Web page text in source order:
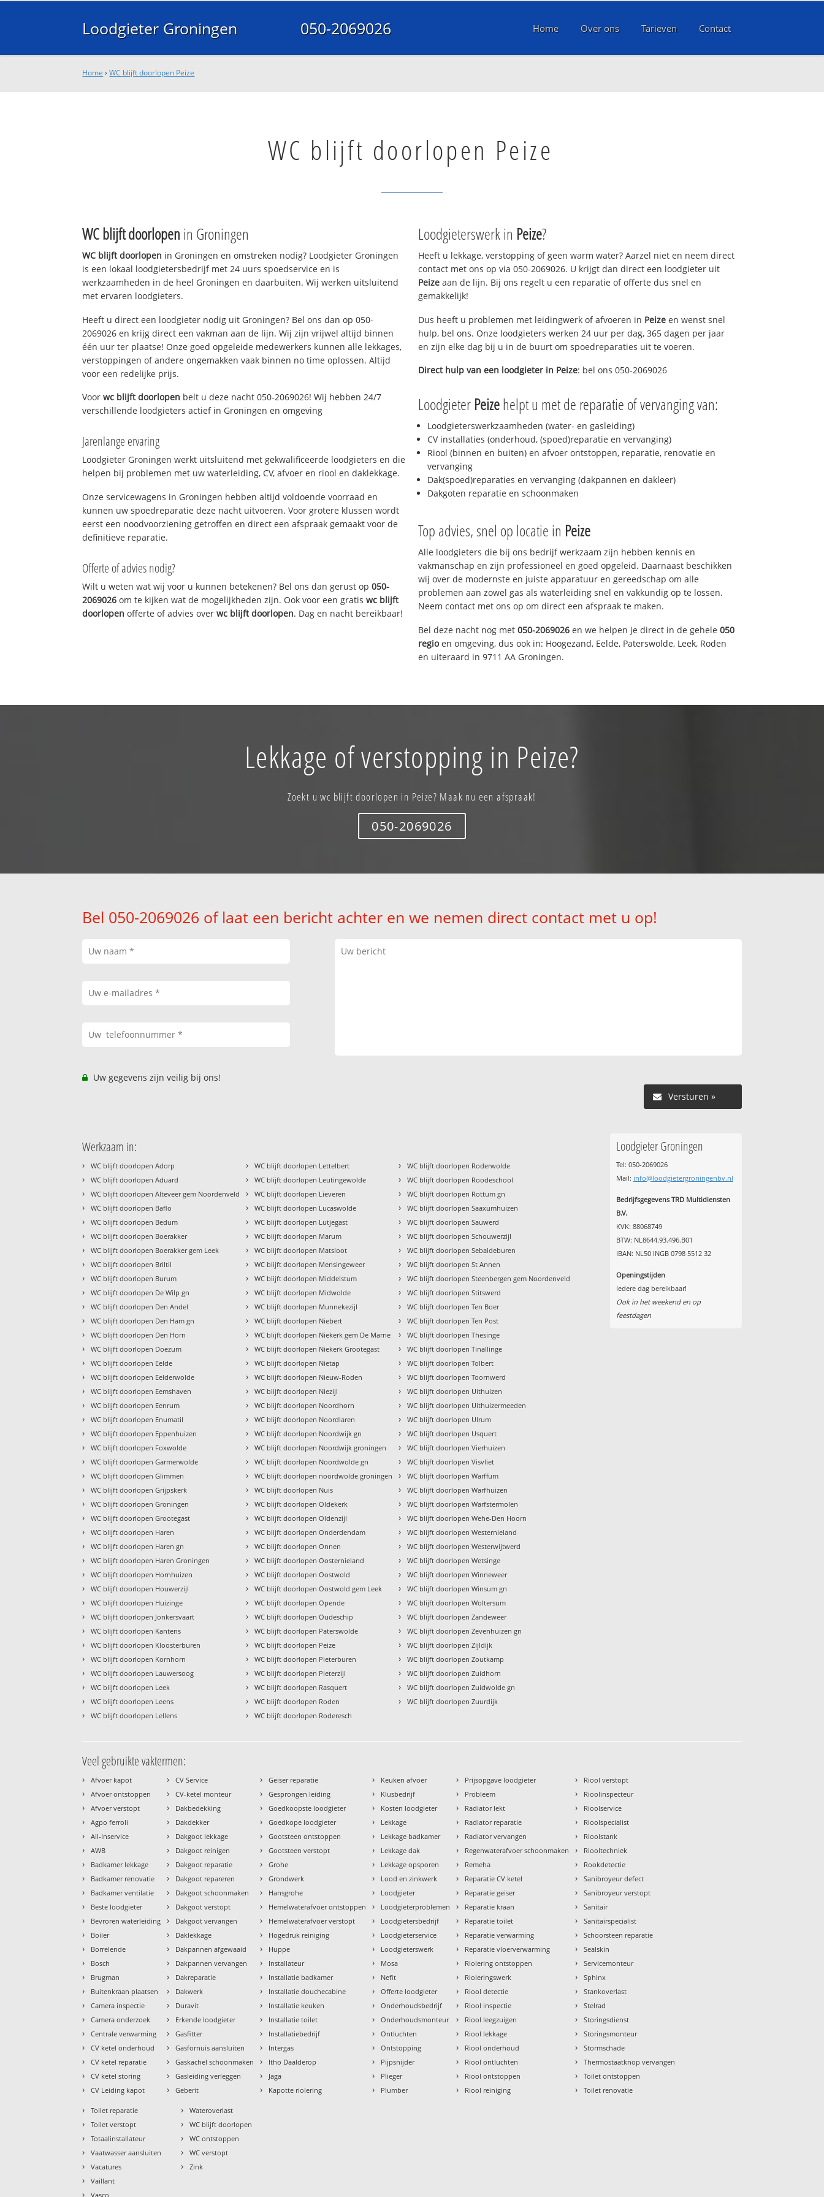
Loodgieter Groningen 050-2069026 Home Over ons Tarieven Contact
Home ›WC blijft doorlopen Peize
WC blijft doorlopen Peize
WC blijft doorlopen in Groningen
WC blijft doorlopen in Groningen en omstreken nodig? Loodgieter Groningen
is een lokaal loodgietersbedrijf met 24 uurs spoedservice en is
werkzaamheden in de heel Groningen en daarbuiten. Wij werken uitsluitend
met ervaren loodgieters.
Heeft u direct een loodgieter nodig uit Groningen? Bel ons dan op 050-
2069026 en krijg direct een vakman aan de lijn. Wij zijn vrijwel altijd binnen
één uur ter plaatse! Onze goed opgeleide medewerkers kunnen alle lekkages,
verstoppingen of andere ongemakken vaak binnen no time oplossen. Altijd
voor een redelijke prijs.
Voorwc blijft doorlopen belt u deze nacht 050-2069026! Wij hebben 24/7
verschillende loodgieters actief in Groningen en omgeving
Jarenlange ervaring
Loodgieter Groningen werkt uitsluitend met gekwalificeerde loodgieters en die
helpen bij problemen met uw waterleiding, CV, afvoer en riool en daklekkage.
Onze servicewagens in Groningen hebben altijd voldoende voorraad en
kunnen uw spoedreparatie deze nacht uitvoeren. Voor grotere klussen wordt
eerst een noodvoorziening getroffen en direct een afspraak gemaakt voor de
definitieve reparatie.
Offerte of advies nodig?
Wilt u weten wat wij voor u kunnen betekenen? Bel ons dan gerust op050-
2069026 om te kijken wat de mogelijkheden zijn. Ook voor een gratiswc blijft
doorlopen offerte of advies overwc blijft doorlopen. Dag en nacht bereikbaar!
Loodgieterswerk in Peize?
Heeft u lekkage, verstopping of geen warm water? Aarzel niet en neem direct
contact met ons op via 050-2069026. U krijgt dan direct een loodgieter uit
Peize aan de lijn. Bij ons regelt u een reparatie of offerte dus snel en
gemakkelijk!
Dus heeft u problemen met leidingwerk of afvoeren in Peize en wenst snel
hulp, bel ons. Onze loodgieters werken 24 uur per dag, 365 dagen per jaar
en zijn elke dag bij u in de buurt om spoedreparaties uit te voeren.
Direct hulp van een loodgieter in Peize: bel ons 050-2069026
Loodgieter Peizehelpt u met de reparatie of vervanging van:
Loodgieterswerkzaamheden (water- en gasleiding)
CV installaties (onderhoud, (spoed)reparatie en vervanging)
Riool (binnen en buiten) en afvoer ontstoppen, reparatie, renovatie en
vervanging
Dak(spoed)reparaties en vervanging (dakpannen en dakleer)
Dakgoten reparatie en schoonmaken
Top advies, snel op locatie in Peize
Alle loodgieters die bij ons bedrijf werkzaam zijn hebben kennis en
vakmanschap en zijn professioneel en goed opgeleid. Daarnaast beschikken
wij over de modernste en juiste apparatuur en gereedschap om alle
problemen aan zowel gas als waterleiding snel en vakkundig op te lossen.
Neem contact met ons op om direct een afspraak te maken.
Bel deze nacht nog met 050-2069026 en we helpen je direct in de gehele 050
regioen omgeving, dus ook in: Hoogezand, Eelde, Paterswolde, Leek, Roden
en uiteraard in 9711 AA Groningen.
Lekkage of verstopping in Peize?
Zoekt u wc blijft doorlopen in Peize? Maak nu een afspraak!
050-2069026
Bel 050-2069026 of laat een bericht achter en we nemen direct contact met u op!
Uw gegevens zijn veilig bij ons!
Versturen »
Werkzaam in:
› WC blijft doorlopen Adorp
› WC blijft doorlopen Aduard
› WC blijft doorlopen Alteveer gem Noordenveld
› WC blijft doorlopen Baflo
› WC blijft doorlopen Bedum
› WC blijft doorlopen Boerakker
› WC blijft doorlopen Boerakker gem Leek
› WC blijft doorlopen Briltil
› WC blijft doorlopen Burum
› WC blijft doorlopen De Wilp gn
› WC blijft doorlopen Den Andel
› WC blijft doorlopen Den Ham gn
› WC blijft doorlopen Den Horn
› WC blijft doorlopen Doezum
› WC blijft doorlopen Eelde
› WC blijft doorlopen Eelderwolde
› WC blijft doorlopen Eemshaven
› WC blijft doorlopen Eenrum
› WC blijft doorlopen Enumatil
› WC blijft doorlopen Eppenhuizen
› WC blijft doorlopen Foxwolde
› WC blijft doorlopen Garmerwolde
› WC blijft doorlopen Glimmen
› WC blijft doorlopen Grijpskerk
› WC blijft doorlopen Groningen
› WC blijft doorlopen Grootegast
› WC blijft doorlopen Haren
› WC blijft doorlopen Haren gn
› WC blijft doorlopen Haren Groningen
› WC blijft doorlopen Hornhuizen
› WC blijft doorlopen Houwerzijl
› WC blijft doorlopen Huizinge
› WC blijft doorlopen Jonkersvaart
› WC blijft doorlopen Kantens
› WC blijft doorlopen Kloosterburen
› WC blijft doorlopen Kornhorn
› WC blijft doorlopen Lauwersoog
› WC blijft doorlopen Leek
› WC blijft doorlopen Leens
› WC blijft doorlopen Lellens
› WC blijft doorlopen Lettelbert
› WC blijft doorlopen Leutingewolde
› WC blijft doorlopen Lieveren
› WC blijft doorlopen Lucaswolde
› WC blijft doorlopen Lutjegast
› WC blijft doorlopen Marum
› WC blijft doorlopen Matsloot
› WC blijft doorlopen Mensingeweer
› WC blijft doorlopen Middelstum
› WC blijft doorlopen Midwolde
› WC blijft doorlopen Munnekezijl
› WC blijft doorlopen Niebert
› WC blijft doorlopen Niekerk gem De Marne
› WC blijft doorlopen Niekerk Grootegast
› WC blijft doorlopen Nietap
› WC blijft doorlopen Nieuw-Roden
› WC blijft doorlopen Niezijl
› WC blijft doorlopen Noordhorn
› WC blijft doorlopen Noordlaren
› WC blijft doorlopen Noordwijk gn
› WC blijft doorlopen Noordwijk groningen
› WC blijft doorlopen Noordwolde gn
› WC blijft doorlopen noordwolde groningen
› WC blijft doorlopen Nuis
› WC blijft doorlopen Oldekerk
› WC blijft doorlopen Oldenzijl
› WC blijft doorlopen Onderdendam
› WC blijft doorlopen Onnen
› WC blijft doorlopen Oosternieland
› WC blijft doorlopen Oostwold
› WC blijft doorlopen Oostwold gem Leek
› WC blijft doorlopen Opende
› WC blijft doorlopen Oudeschip
› WC blijft doorlopen Paterswolde
› WC blijft doorlopen Peize
› WC blijft doorlopen Pieterburen
› WC blijft doorlopen Pieterzijl
› WC blijft doorlopen Rasquert
› WC blijft doorlopen Roden
› WC blijft doorlopen Roderesch
› WC blijft doorlopen Roderwolde
› WC blijft doorlopen Roodeschool
› WC blijft doorlopen Rottum gn
› WC blijft doorlopen Saaxumhuizen
› WC blijft doorlopen Sauwerd
› WC blijft doorlopen Schouwerzijl
› WC blijft doorlopen Sebaldeburen
› WC blijft doorlopen St Annen
› WC blijft doorlopen Steenbergen gem Noordenveld
› WC blijft doorlopen Stitswerd
› WC blijft doorlopen Ten Boer
› WC blijft doorlopen Ten Post
› WC blijft doorlopen Thesinge
› WC blijft doorlopen Tinallinge
› WC blijft doorlopen Tolbert
› WC blijft doorlopen Toornwerd
› WC blijft doorlopen Uithuizen
› WC blijft doorlopen Uithuizermeeden
› WC blijft doorlopen Ulrum
› WC blijft doorlopen Usquert
› WC blijft doorlopen Vierhuizen
› WC blijft doorlopen Visvliet
› WC blijft doorlopen Warffum
› WC blijft doorlopen Warfhuizen
› WC blijft doorlopen Warfstermolen
› WC blijft doorlopen Wehe-Den Hoorn
› WC blijft doorlopen Westernieland
› WC blijft doorlopen Westerwijtwerd
› WC blijft doorlopen Wetsinge
› WC blijft doorlopen Winneweer
› WC blijft doorlopen Winsum gn
› WC blijft doorlopen Woltersum
› WC blijft doorlopen Zandeweer
› WC blijft doorlopen Zevenhuizen gn
› WC blijft doorlopen Zijldijk
› WC blijft doorlopen Zoutkamp
› WC blijft doorlopen Zuidhorn
› WC blijft doorlopen Zuidwolde gn
› WC blijft doorlopen Zuurdijk
Loodgieter Groningen
Tel: 050-2069026
Mail: info@loodgietergroningenbv.nl
Bedrijfsgegevens TRD Multidiensten
B.V.
KVK: 88068749
BTW: NL8644.93.496.B01
IBAN: NL50 INGB 0798 5512 32
Openingstijden
Iedere dag bereikbaar!
Ook in het weekend en op
feestdagen
Veel gebruikte vaktermen:
› Afvoer kapot
› Afvoer ontstoppen
› Afvoer verstopt
› Agpo ferroli
› All-Inservice
› AWB
› Badkamer lekkage
› Badkamer renovatie
› Badkamer ventilatie
› Beste loodgieter
› Bevroren waterleiding
› Boiler
› Borrelende
› Bosch
› Brugman
› Buitenkraan plaatsen
› Camera inspectie
› Camera onderzoek
› Centrale verwarming
› CV ketel onderhoud
› CV ketel reparatie
› CV ketel storing
› CV Leiding kapot
› CV Service
› CV-ketel monteur
› Dakbedekking
› Dakdekker
› Dakgoot lekkage
› Dakgoot reinigen
› Dakgoot reparatie
› Dakgoot repareren
› Dakgoot schoonmaken
› Dakgoot verstopt
› Dakgoot vervangen
› Daklekkage
› Dakpannen afgewaaid
› Dakpannen vervangen
› Dakreparatie
› Dakwerk
› Duravit
› Erkende loodgieter
› Gasfitter
› Gasfornuis aansluiten
› Gaskachel schoonmaken
› Gasleiding verleggen
› Geberit
› Geiser reparatie
› Gesprongen leiding
› Goedkoopste loodgieter
› Goedkope loodgieter
› Gootsteen ontstoppen
› Gootsteen verstopt
› Grohe
› Grondwerk
› Hansgrohe
› Hemelwaterafvoer ontstoppen
› Hemelwaterafvoer verstopt
› Hogedruk reiniging
› Huppe
› Installateur
› Installatie badkamer
› Installatie douchecabine
› Installatie keuken
› Installatie toilet
› Installatiebedrijf
› Intergas
› Itho Daalderop
› Jaga
› Kapotte riolering
› Keuken afvoer
› Klusbedrijf
› Kosten loodgieter
› Lekkage
› Lekkage badkamer
› Lekkage dak
› Lekkage opsporen
› Lood en zinkwerk
› Loodgieter
› Loodgieterproblemen
› Loodgietersbedrijf
› Loodgieterservice
› Loodgieterswerk
› Mosa
› Nefit
› Offerte loodgieter
› Onderhoudsbedrijf
› Onderhoudsmonteur
› Ontluchten
› Ontstopping
› Pijpsnijder
› Plieger
› Plumber
› Prijsopgave loodgieter
› Probleem
› Radiator lekt
› Radiator reparatie
› Radiator vervangen
› Regenwaterafvoer schoonmaken
› Remeha
› Reparatie CV ketel
› Reparatie geiser
› Reparatie kraan
› Reparatie toilet
› Reparatie verwarming
› Reparatie vloerverwarming
› Riolering ontstoppen
› Rioleringswerk
› Riool detectie
› Riool inspectie
› Riool leegzuigen
› Riool lekkage
› Riool onderhoud
› Riool ontluchten
› Riool ontstoppen
› Riool reiniging
› Riool verstopt
› Rioolinspecteur
› Rioolservice
› Rioolspecialist
› Rioolstank
› Riooltechniek
› Rookdetectie
› Sanibroyeur defect
› Sanibroyeur verstopt
› Sanitair
› Sanitairspecialist
› Schoorsteen reparatie
› Sealskin
› Servicemonteur
› Sphinx
› Stankoverlast
› Stelrad
› Storingsdienst
› Storingsmonteur
› Stormschade
› Thermostaatknop vervangen
› Toilet ontstoppen
› Toilet renovatie
› Toilet reparatie
› Toilet verstopt
› Totaalinstallateur
› Vaatwasser aansluiten
› Vacatures
› Vaillant
› Vasco
› Wateroverlast
› WC blijft doorlopen
› WC ontstoppen
› WC verstopt
› Zink